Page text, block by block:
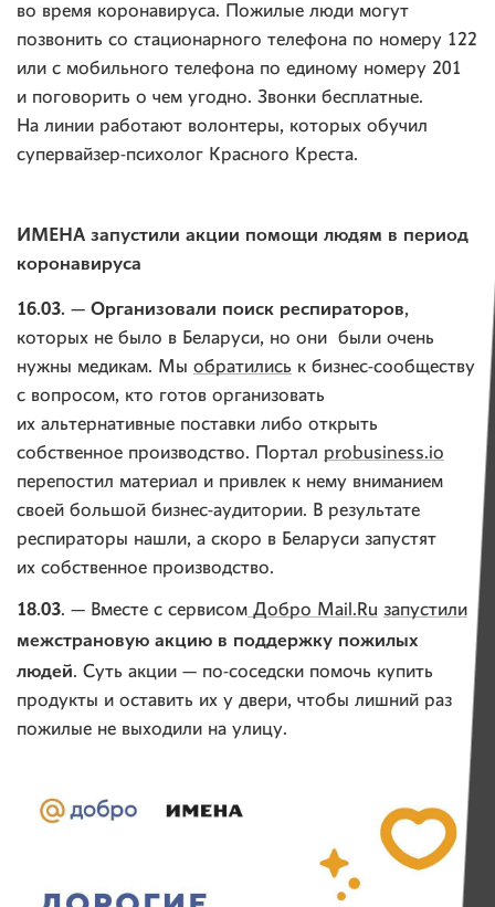
во время коронавируса. Пожилые люди могут
позвонить со стационарного телефона по номеру 122
или с мобильного телефона по единому номеру 201
и поговорить о чем угодно. Звонки бесплатные.
На линии работают волонтеры, которых обучил
супервайзер-психолог Красного Креста.
ИМЕНА запустили акции помощи людям в период
коронавируса
16.03. — Организовали поиск респираторов,
которых не было в Беларуси, но они были очень
нужны медикам. Мы обратились к бизнес-сообществу
с вопросом, кто готов организовать
их альтернативные поставки либо открыть
собственное производство. Портал probusiness.io
перепостил материал и привлек к нему вниманием
своей большой бизнес-аудитории. В результате
респираторы нашли, а скоро в Беларуси запустят
их собственное производство.
18.03. — Вместе с сервисом Добро Mail.Ru запустили
межстрановую акцию в поддержку пожилых
людей. Суть акции — по-соседски помочь купить
продукты и оставить их у двери, чтобы лишний раз
пожилые не выходили на улицу.